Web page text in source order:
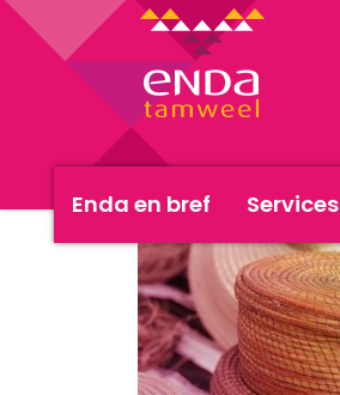
Enda en bref Services